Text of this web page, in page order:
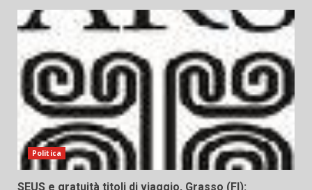
Politica
SEUS e gratuità titoli di viaggio, Grasso (FI):